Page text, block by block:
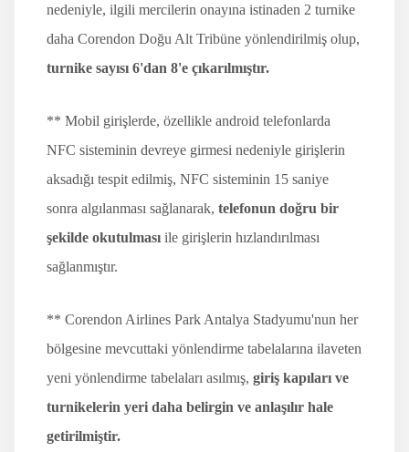
nedeniyle, ilgili mercilerin onayına istinaden 2 turnike
daha Corendon Doğu Alt Tribüne yönlendirilmiş olup,
turnike sayısı 6'dan 8'e çıkarılmıştır.
** Mobil girişlerde, özellikle android telefonlarda
NFC sisteminin devreye girmesi nedeniyle girişlerin
aksadığı tespit edilmiş, NFC sisteminin 15 saniye
sonra algılanması sağlanarak, telefonun doğru bir
şekilde okutulması ile girişlerin hızlandırılması
sağlanmıştır.
** Corendon Airlines Park Antalya Stadyumu'nun her
bölgesine mevcuttaki yönlendirme tabelalarına ilaveten
yeni yönlendirme tabelaları asılmış, giriş kapıları ve
turnikelerin yeri daha belirgin ve anlaşılır hale
getirilmiştir.